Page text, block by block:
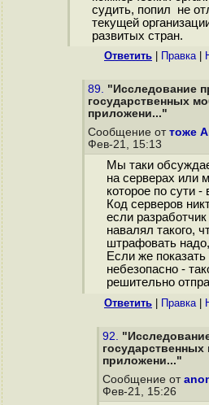
судить, попил не
текущей
развитых стран.
Ответить Правка|
89. "Исследование
государственных
приложени..."
Сообщение от тоже
Фев-21, 15:13
Мы таки
на серверах или
которое по сути
Код серверов
если
навалял такого,
штрафовать
Если же
небезопасно -
решительно
Ответить Правка|
92.
приложени..."
Сообщение от
Фев-21, 15:26